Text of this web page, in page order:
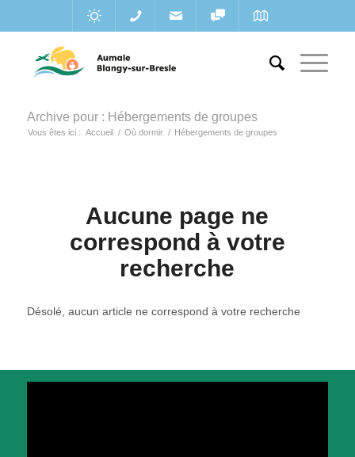
Archive pour : Hébergements de groupes
Vous êtes ici : Accueil / Où dormir / Hébergements de groupes
Aucune page ne
correspond à votre
recherche
Désolé, aucun article ne correspond à votre recherche